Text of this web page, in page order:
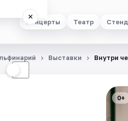
Концерты Театр
×
☾
Выставки Внутри
0+